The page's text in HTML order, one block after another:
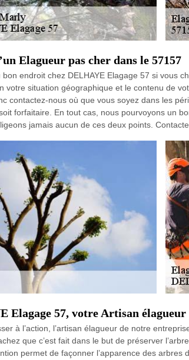
Elagueur pas cher dans le 57157
bon endroit chez DELHAYE Elagage 57 si vous
votre situation géographique et le contenu de
contactez-nous où que vous soyez dans les
forfaitaire. En tout cas, nous pourvoyons un
jamais aucun de ces deux points.
Elagage 57, votre Artisan élagueur
à l’action, l’artisan élagueur de notre
que c’est fait dans le but de préserver
permet de façonner l’apparence des arbres